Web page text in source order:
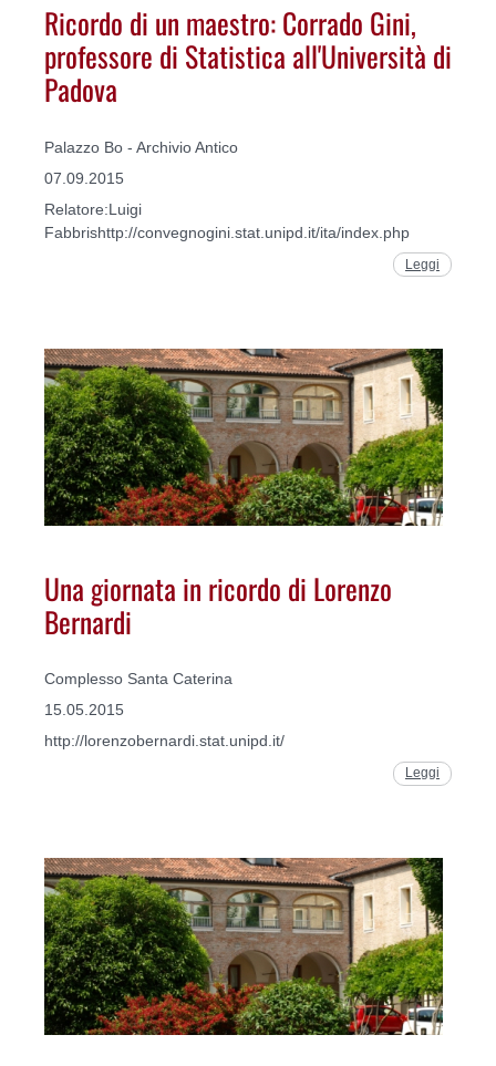
Ricordo di un maestro: Corrado Gini,
professore di Statistica all'Università di
Padova
Palazzo Bo - Archivio Antico
07.09.2015
Relatore:Luigi
Fabbrishttp://convegnogini.stat.unipd.it/ita/index.php
Leggi
Una giornata in ricordo di Lorenzo
Bernardi
Complesso Santa Caterina
15.05.2015
http://lorenzobernardi.stat.unipd.it/
Leggi